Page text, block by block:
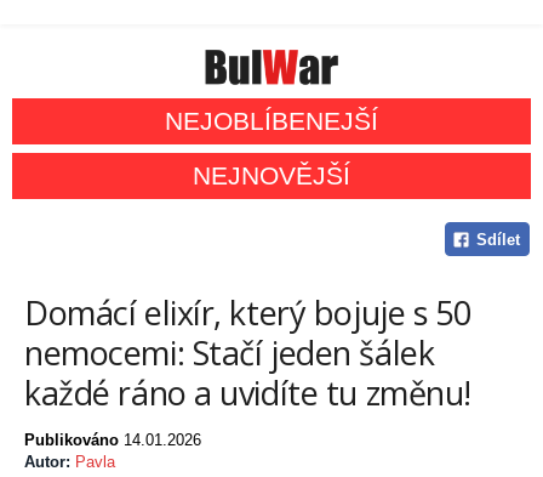
NEJOBLÍBENEJŠÍ
NEJNOVĚJŠÍ
Sdílet
Domácí elixír, který bojuje s 50
nemocemi: Stačí jeden šálek
každé ráno a uvidíte tu změnu!
Publikováno 14.01.2026
Autor: Pavla